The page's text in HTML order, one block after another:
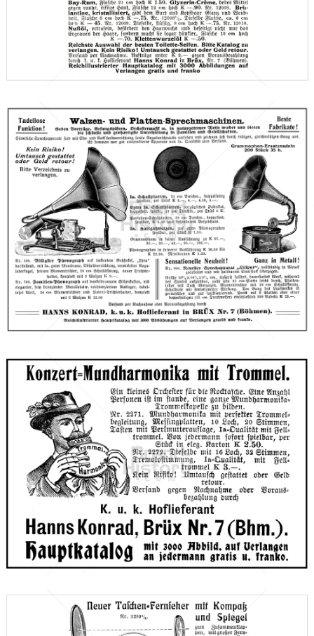
Versandhaus Hanns Konrad, Brüx (Böhmen)
Hanns Konrad, Brüx
Versandhaus Hanns Konrad, Brüx (Böhmen)
1910
Hanns Konrad, Brüx
Versandhaus Hanns Konrad, Brüx (Böhmen)
Bild-ID: 66619